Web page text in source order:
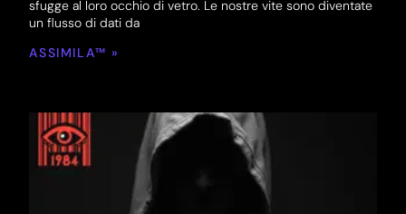
sfugge al loro occhio di vetro. Le nostre vite sono diventate
un flusso di dati da
ASSIMILA™ »